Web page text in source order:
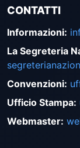
CONTATTI
Informazioni:
La Segreteria
Convenzioni:
Ufficio Stampa:
Webmaster: